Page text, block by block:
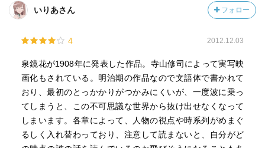
いりあさん フォロー
4 2012.12.03
泉鏡花が1908年に発表した作品。寺山修司によって実写映
画化もされている。明治期の作品なので文語体で書かれて
おり、最初のとっかかりがつかみにくいが、一度波に乗っ
てしまうと、この不可思議な世界から抜け出せなくなって
しまいます。各章によって、人物の視点や時系列がめまぐ
るしく入れ替わっており、注意して読まないと、自分がど